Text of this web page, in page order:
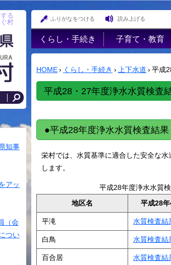
る
村
知事
アッ
（会
つい
ふりがなをつける 読み上げる
くらし・手続き
戸籍・印鑑登
録・住民登録
年金
後期高齢者医療
住まい･村営住宅
落排水
交通安全・防犯
環境・ごみ・リ
サイクル
村民活動
子育て・教育
子育て支援
母子の健康・予
母子の保健
小学校・中学校
生涯学習
公民館図書室
HOME› くらし・手続き › 上下水道 › 平成
平成28・27年度浄水水質検査
●平成28年度浄水水質検査結果
栄村では、水質基準に適合した安全な
します。
平成28年度浄水水質
地区名
平成28
平滝 水質検査結
白鳥 水質検査結
百合居 水質検査結